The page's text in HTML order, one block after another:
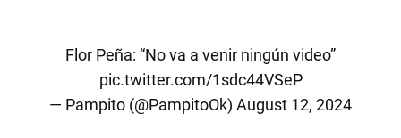
Flor Peña: “No va a venir ningún video”
pic.twitter.com/1sdc44VSeP
— Pampito (@PampitoOk) August 12, 2024